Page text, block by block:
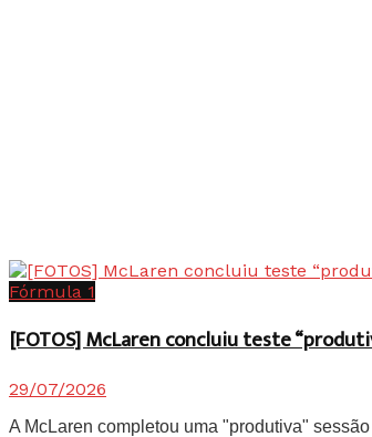
Fórmula 1
[FOTOS] McLaren concluiu teste
29/07/2026
A McLaren completou uma "produtiva"